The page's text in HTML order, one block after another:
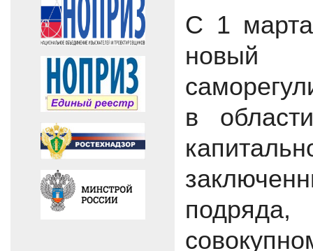
С 1 марта
новый
в